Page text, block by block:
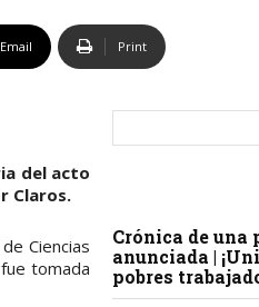
Email Print
del acto
Claros.
Ciencias
tomada
Crónica de una
anunciada |
pobres